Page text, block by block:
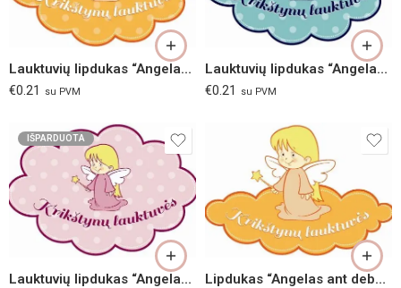
Lauktuvių lipdukas “Angelas” (oranžinis)
€0.21 su PVM
Lauktuvių lipdukas “Angelas” (melsvas)
€0.21 su PVM
IŠPARDUOTA
Lauktuvių lipdukas “Angelas” (alyvinis) Lipdukas “Angelas ant debesėlio” (oranžinis)